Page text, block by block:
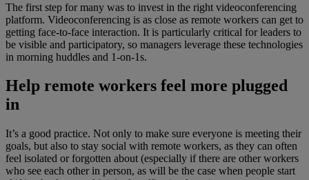
The first step for many was to invest in the right videoconferencing
platform. Videoconferencing is as close as remote workers can get to
getting face-to-face interaction. It is particularly critical for leaders to
be visible and participatory, so managers leverage these technologies
in morning huddles and 1-on-1s.
Help remote workers feel more plugged
in
It’s a good practice. Not only to make sure everyone is meeting their
goals, but also to stay social with remote workers, as they can often
feel isolated or forgotten about (especially if there are other workers
who see each other in person, as will be the case when people start